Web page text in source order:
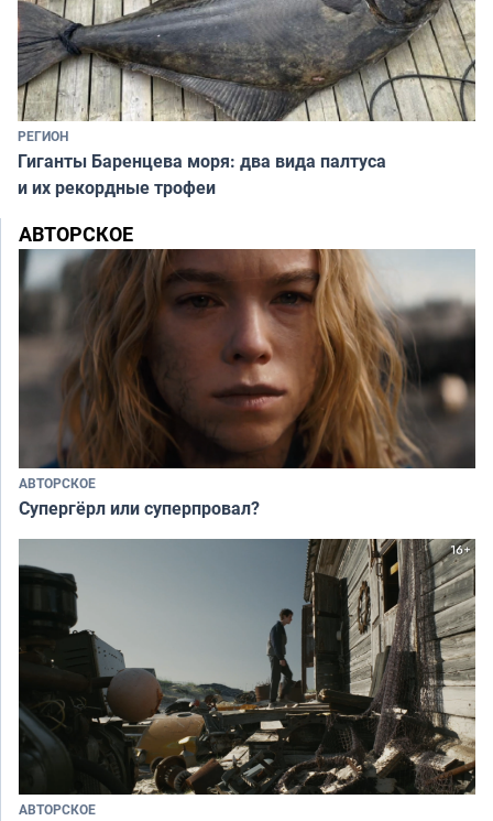
РЕГИОН
Гиганты Баренцева моря: два вида палтуса
и их рекордные трофеи
АВТОРСКОЕ
АВТОРСКОЕ
Супергёрл или суперпровал?
АВТОРСКОЕ